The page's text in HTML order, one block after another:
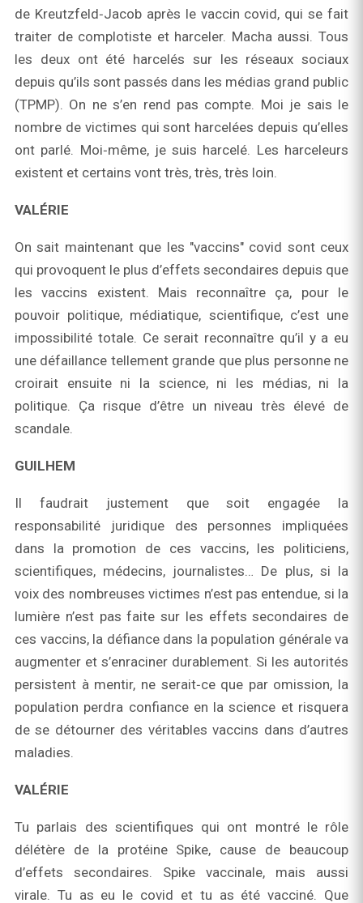
de Kreutzfeld‑Jacob après le vaccin covid, qui se fait
traiter de complotiste et harceler. Macha aussi. Tous
les deux ont été harcelés sur les réseaux sociaux
depuis qu’ils sont passés dans les médias grand public
(TPMP). On ne s’en rend pas compte. Moi je sais le
nombre de victimes qui sont harcelées depuis qu’elles
ont parlé. Moi‑même, je suis harcelé. Les harceleurs
existent et certains vont très, très, très loin.
VALÉRIE
On sait maintenant que les "vaccins" covid sont ceux
qui provoquent le plus d’effets secondaires depuis que
les vaccins existent. Mais reconnaître ça, pour le
pouvoir politique, médiatique, scientifique, c’est une
impossibilité totale. Ce serait reconnaître qu’il y a eu
une défaillance tellement grande que plus personne ne
croirait ensuite ni la science, ni les médias, ni la
politique. Ça risque d’être un niveau très élevé de
scandale.
GUILHEM
Il faudrait justement que soit engagée la
responsabilité juridique des personnes impliquées
dans la promotion de ces vaccins, les politiciens,
scientifiques, médecins, journalistes… De plus, si la
voix des nombreuses victimes n’est pas entendue, si la
lumière n’est pas faite sur les effets secondaires de
ces vaccins, la défiance dans la population générale va
augmenter et s’enraciner durablement. Si les autorités
persistent à mentir, ne serait‑ce que par omission, la
population perdra confiance en la science et risquera
de se détourner des véritables vaccins dans d’autres
maladies.
VALÉRIE
Tu parlais des scientifiques qui ont montré le rôle
délétère de la protéine Spike, cause de beaucoup
d’effets secondaires. Spike vaccinale, mais aussi
virale. Tu as eu le covid et tu as été vacciné. Que